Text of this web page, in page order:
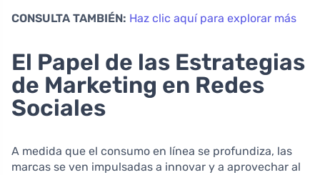
CONSULTA TAMBIÉN: Haz clic aquí para explorar más
El Papel de las Estrategias
de Marketing en Redes
Sociales
A medida que el consumo en línea se profundiza, las
marcas se ven impulsadas a innovar y a aprovechar al